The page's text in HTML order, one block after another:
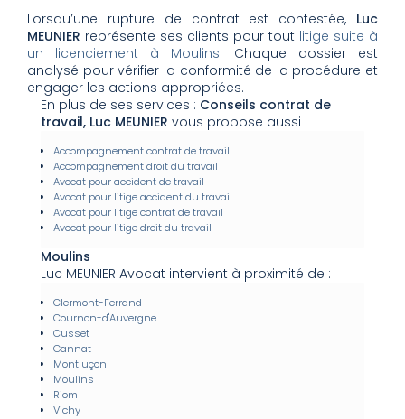
Lorsqu’une rupture de contrat est contestée, Luc
MEUNIER représente ses clients pour tout litige suite à
un licenciement à Moulins. Chaque dossier est
analysé pour vérifier la conformité de la procédure et
engager les actions appropriées.
En plus de ses services : Conseils contrat de
travail, Luc MEUNIER vous propose aussi :
Accompagnement contrat de travail
Accompagnement droit du travail
Avocat pour accident de travail
Avocat pour litige accident du travail
Avocat pour litige contrat de travail
Avocat pour litige droit du travail
Moulins
Luc MEUNIER Avocat intervient à proximité de :
Clermont-Ferrand
Cournon-d'Auvergne
Cusset
Gannat
Montluçon
Moulins
Riom
Vichy